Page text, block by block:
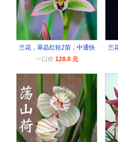
兰花，翠晶红轮2苗，中通快
一口价 128.0 元
兰